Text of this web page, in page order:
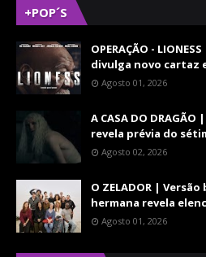
+POP´S
OPERAÇÃO -
divulga novo cartaz
Agosto 01, 2026
A CASA DO
revela prévia do
Agosto 02, 2026
O ZELADOR |
hermana revela
Agosto 01, 2026